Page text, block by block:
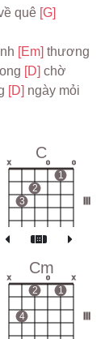
quê
[Em] thương
[D] chờ
[D]
C
x
3
2
o
1
o
Cm
x
4
2
o
1
x